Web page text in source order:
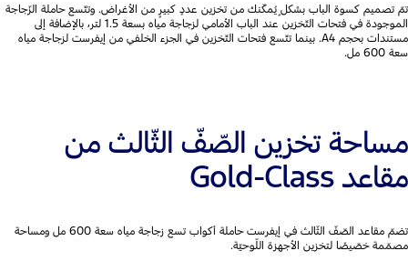
تمّ تصميم كسوة الباب بشكلٍ يُمكّنك من تخزين عددٍ كبيرٍ من الأغراض. وتتّسع حاملة الزّجاجة
الموجودة في فتحات التّخزين عند الباب الأمامي لزجاجة مياه بسعة 1.5 لتر، بالإضافة إلى
مستندات بحجم A4. بينما تتّسع فتحات التّخزين في الجزء الخلفي من إيفرست لزجاجة مياه
سعة 600 مل.
مساحة تخزين الصّفّ الثّالث من
مقاعد Gold-Class
تضمّ مقاعد الصّفّ الثّالث في إيفرست حاملة أكواب تسع زجاجة مياه سعة 600 مل ومساحة
مصمّمة خصّيصًا لتخزين الأجهزة اللّوحيّة.